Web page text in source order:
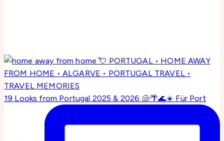
19 Looks from Portugal 2025 & 2026 🐚🌴🌊☀️ Für Port